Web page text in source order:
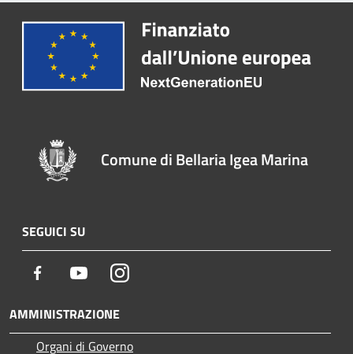
Comune di Bellaria Igea Marina
SEGUICI SU
Facebook YoutubeInstagram
AMMINISTRAZIONE
Organi di Governo